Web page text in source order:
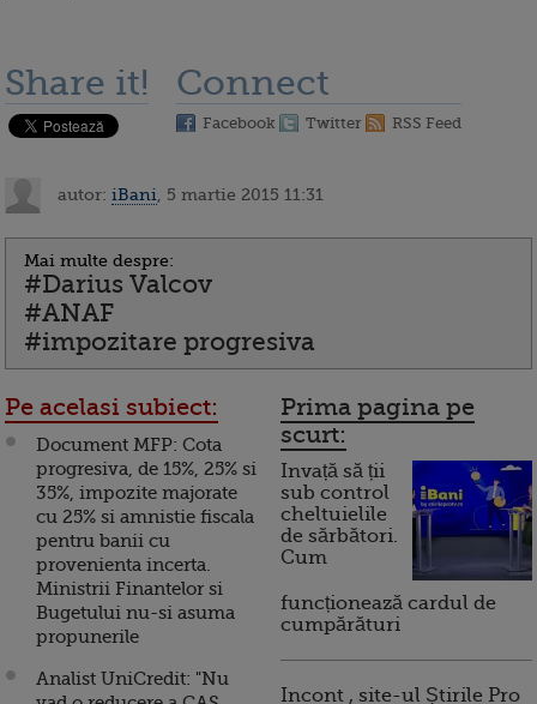
Share it! Connect
Facebook Twitter RSS Feed
autor: iBani , 5 martie 2015 11:31
Mai multe despre:
#Darius Valcov
#ANAF
#impozitare progresiva
Pe acelasi subiect:
Document MFP: Cota
progresiva, de 15%, 25% si
35%, impozite majorate
cu 25% si amnistie fiscala
pentru banii cu
provenienta incerta.
Ministrii Finantelor si
Bugetului nu-si asuma
propunerile
Analist UniCredit: "Nu
Prima pagina pe
scurt:
Invață să ții
sub control
cheltuielile
de sărbători.
Cum
funcționează cardul de
cumpărături
Incont , site-ul Știrile Pro